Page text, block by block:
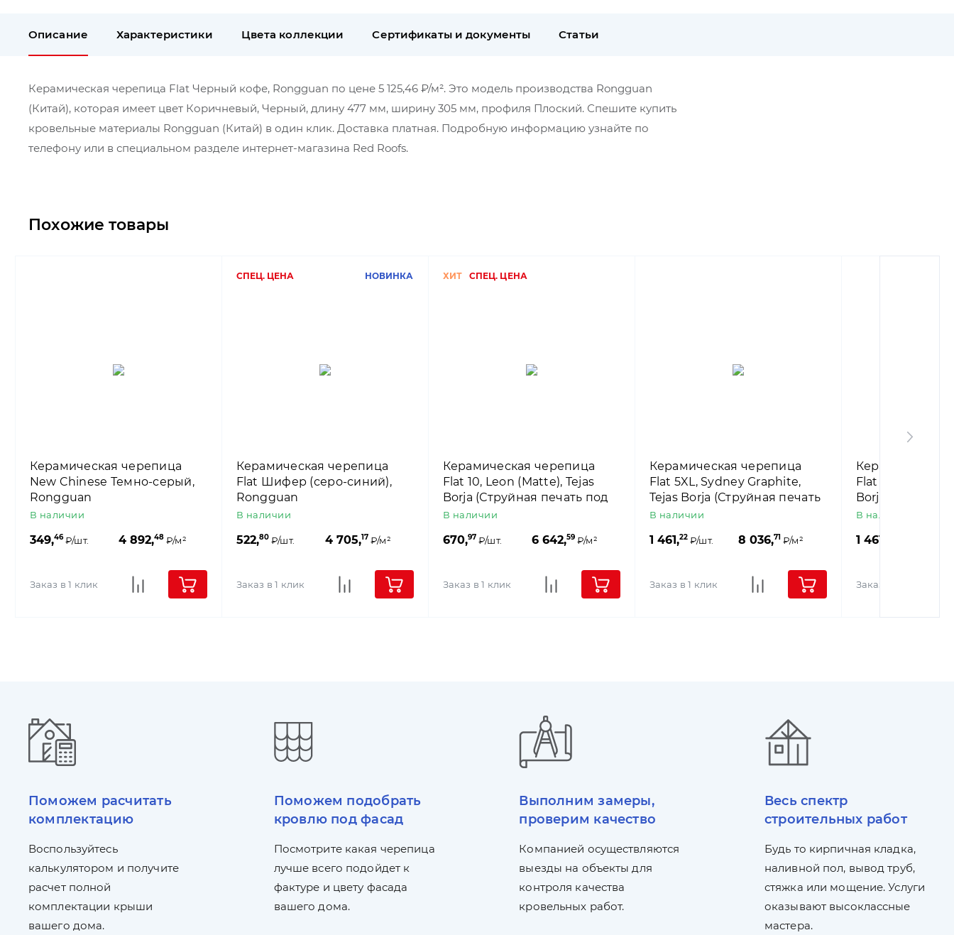
Описание Характеристики Цвета коллекции Сертификаты и документы Статьи
Керамическая черепица Flat Черный кофе, Rongguan по цене 5 125,46 ₽/м². Это модель производства Rongguan
(Китай), которая имеет цвет Коричневый, Черный, длину 477 мм, ширину 305 мм, профиля Плоский. Спешите купить
кровельные материалы Rongguan (Китай) в один клик. Доставка платная. Подробную информацию узнайте по
телефону или в специальном разделе интернет-магазина Red Roofs.
Похожие товары
Керамическая черепица
New Chinese Темно-серый,
Rongguan
В наличии
349,46₽/шт. 4 892,48₽/м²
Заказ в 1 клик
СПЕЦ. ЦЕНА НОВИНКА
Керамическая черепица
Flat Шифер (серо-синий),
Rongguan
В наличии
522,80₽/шт. 4 705,17 ₽/м²
Заказ в 1 клик
ХИТ СПЕЦ. ЦЕНА
Керамическая черепица
Flat 10, Leon (Matte), Tejas
Borja (Струйная печать под
сланец)
В наличии
670,97 ₽/шт. 6 642,59₽/м²
Заказ в 1 клик
Керамическая черепица
Flat 5XL, Sydney Graphite,
Tejas Borja (Струйная печать
под цемент)
В наличии
1 461,22₽/шт. 8 036,71₽/м²
Заказ в 1 клик
Керамическая
Flat 5XL, Austin
Borja
камень)
В наличии
1 461,
Заказ в 1 клик
Поможем расчитать
комплектацию
Воспользуйтесь
калькулятором и получите
расчет полной
комплектации крыши
вашего дома.
Поможем подобрать
кровлю под фасад
Посмотрите какая черепица
лучше всего подойдет к
фактуре и цвету фасада
вашего дома.
Выполним замеры,
проверим качество
Компанией осуществляются
выезды на объекты для
контроля качества
кровельных работ.
Весь спектр
строительных работ
Будь то кирпичная кладка,
наливной пол, вывод труб,
стяжка или мощение. Услуги
оказывают высоклассные
мастера.